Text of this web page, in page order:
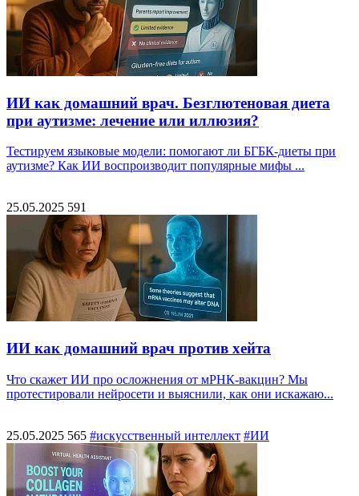
ИИ как домашний врач. Безглютеновая диета
при аутизме: лечение или иллюзия?
Тестируем языковые модели: помогают ли БГБК-диеты при
аутизме? Как ИИ воспроизводит популярные мифы ...
25.05.2025 591
ИИ как домашний врач против хейта
Что скажет ИИ про осложнения от мРНК-вакцин? Мы
протестировали нейросети и выяснили, как они искажаю...
25.05.2025 565 #искусственный интеллект #ИИ